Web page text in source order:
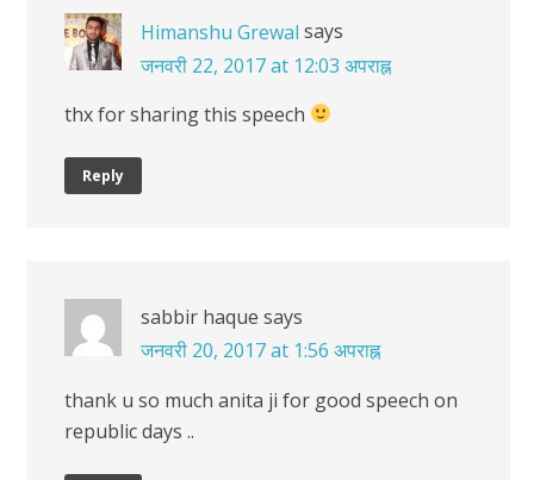
Himanshu Grewal says
जनवरी 22, 2017 at 12:03 अपराह्न
thx for sharing this speech
Reply
sabbir haque says
जनवरी 20, 2017 at 1:56 अपराह्न
thank u so much anita ji for good speech on
republic days ..